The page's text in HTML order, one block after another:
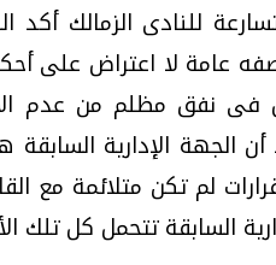
للنادى الزمالك أكد
عامة لا اعتراض على
نفق مظلم من عدم
الجهة الإدارية السابقة
لم تكن متلائمة مع
السابقة تتحمل كل تلك